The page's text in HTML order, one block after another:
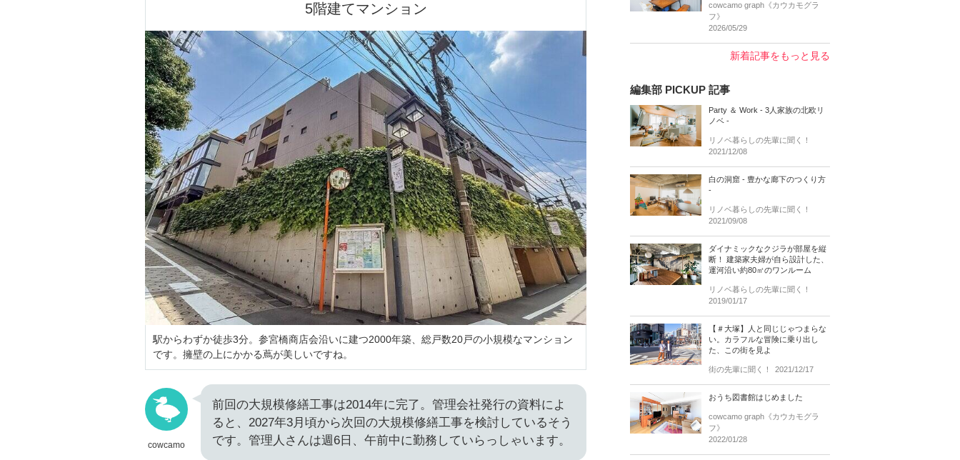
5階建てマンション
駅からわずか徒歩3分。参宮橋商店会沿いに建つ2000年築、総戸数20戸の小規模なマンション
です。擁壁の上にかかる蔦が美しいですね。
cowcamo
前回の大規模修繕工事は2014年に完了。管理会社発行の資料によ
ると、2027年3月頃から次回の大規模修繕工事を検討しているそう
です。管理人さんは週6日、午前中に勤務していらっしゃいます。
cowcamo graph《カウカモグラ
フ》
2026/05/29
新着記事をもっと見る
編集部 PICKUP 記事
Party ＆ Work - 3人家族の北欧リ
ノベ -
リノベ暮らしの先輩に聞く！
2021/12/08
白の洞窟 - 豊かな廊下のつくり方
-
リノベ暮らしの先輩に聞く！
2021/09/08
ダイナミックなクジラが部屋を縦
断！ 建築家夫婦が自ら設計した、
運河沿い約80㎡のワンルーム
リノベ暮らしの先輩に聞く！
2019/01/17
【＃大塚】人と同じじゃつまらな
い。カラフルな冒険に乗り出し
た、この街を見よ
街の先輩に聞く！ 2021/12/17
おうち図書館はじめました
cowcamo graph《カウカモグラ
フ》
2022/01/28